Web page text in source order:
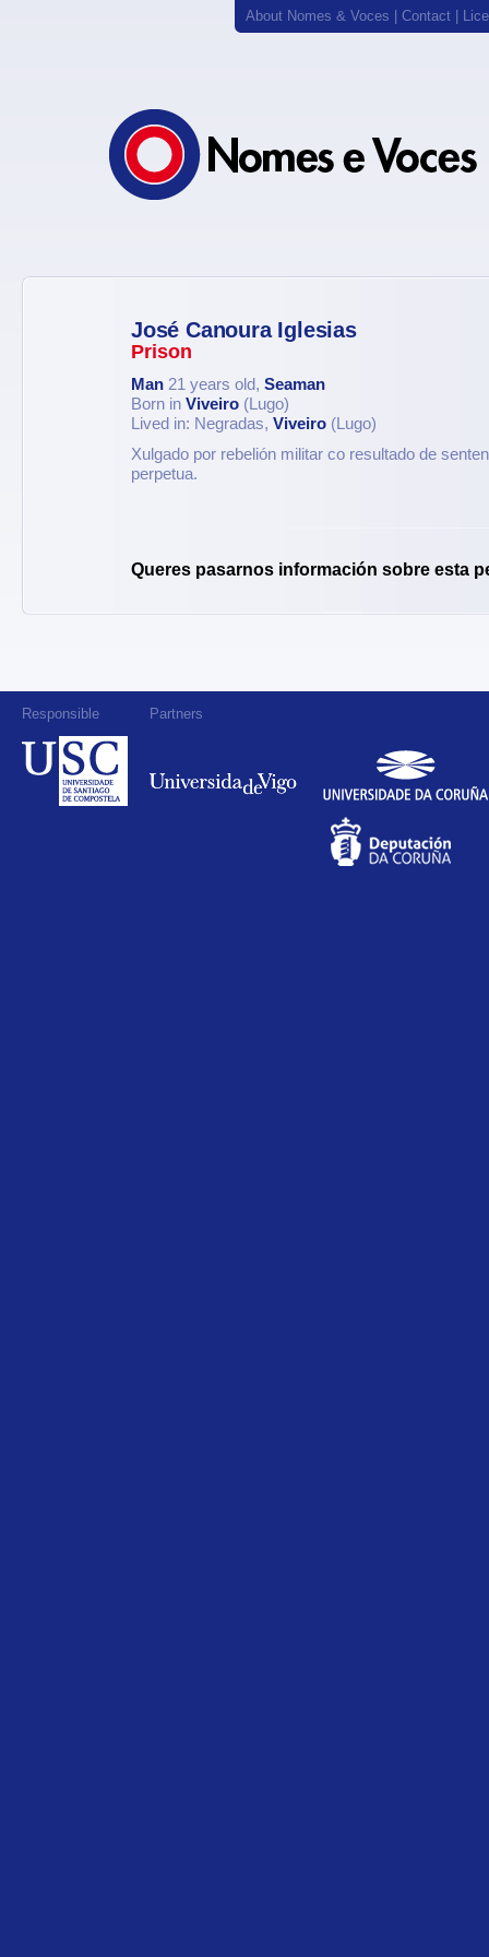
About Nomes & Voces Contact
José Canoura Iglesias
Prison
Man 21 years old, Seaman
Born in Viveiro (Lugo)
Lived in: Negradas, Viveiro (Lugo)
Xulgado por rebelión militar co resultado de
perpetua.
Queres pasarnos información sobre esta
Responsible Partners